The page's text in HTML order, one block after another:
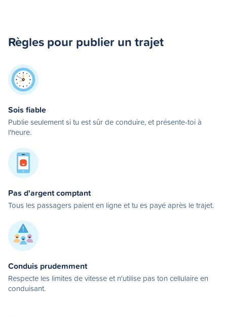
Règles pour publier un trajet
Sois fiable
Publie seulement si tu est sûr de conduire, et présente-toi à
l'heure.
Pas d'argent comptant
Tous les passagers paient en ligne et tu es payé après le trajet.
Conduis prudemment
Respecte les limites de vitesse et n'utilise pas ton cellulaire en
conduisant.